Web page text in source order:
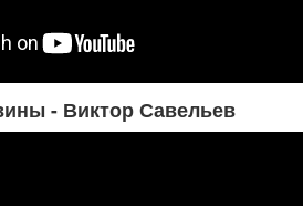
- Виктор Савельев